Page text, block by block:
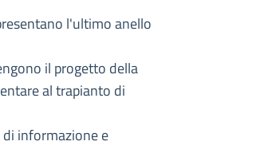
l'ultimo anello
il progetto della
al trapianto di
informazione e